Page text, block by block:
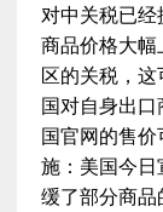
对中关税已
商品价格大
区的关税，
国对自身出
国官网的售
施：美国今
缓了部分商